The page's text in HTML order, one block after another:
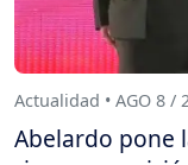
Actualidad • AGO 8 /
Abelardo pone